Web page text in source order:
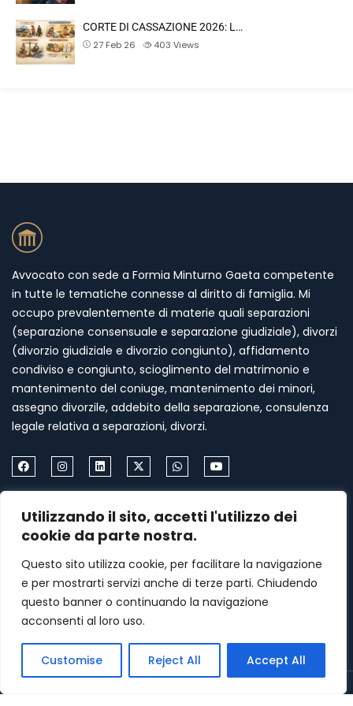
Utilizzando il sito, accetti l'utilizzo dei
cookie da parte nostra.
Questo sito utilizza cookie, per facilitare la navigazione
e per mostrarti servizi anche di terze parti. Chiudendo
questo banner o continuando la navigazione
acconsenti al loro uso.
Customise Reject All Accept All
CORTE DI CASSAZIONE 2026: L…
27 Feb 26
403 Views
Avvocato con sede a Formia Minturno Gaeta competente
in tutte le tematiche connesse al diritto di famiglia. Mi
occupo prevalentemente di materie quali separazioni
(separazione consensuale e separazione giudiziale), divorzi
(divorzio giudiziale e divorzio congiunto), affidamento
condiviso e congiunto, scioglimento del matrimonio e
mantenimento del coniuge, mantenimento dei minori,
assegno divorzile, addebito della separazione, consulenza
legale relativa a separazioni, divorzi.
Come Contattarmi
Formia via Palazzo Condotto 18
+39 339 459 87 67
Lunedi–Venerdì: 9am – 7pm